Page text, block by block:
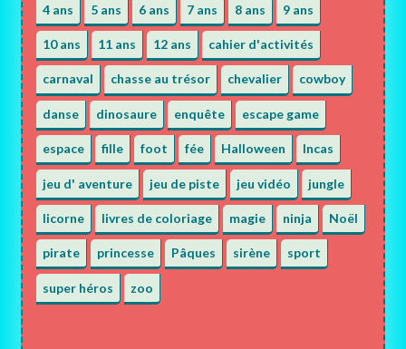
4 ans 5 ans 6 ans 7 ans 8 ans 9 ans
10 ans 11 ans 12 ans cahier d'activités
carnaval chasse au trésor chevalier cowboy
danse dinosaure enquête escape game
espace fille foot fée Halloween Incas
jeu d' aventure jeu de piste jeu vidéo jungle
licorne livres de coloriage magie ninja Noël
pirate princesse Pâques sirène sport
super héros zoo